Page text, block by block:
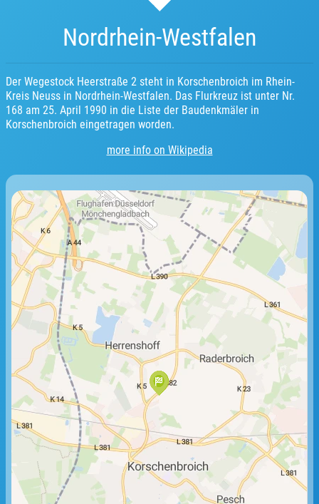
Nordrhein-Westfalen
Der Wegestock Heerstraße 2 steht in Korschenbroich im Rhein-
Kreis Neuss in Nordrhein-Westfalen. Das Flurkreuz ist unter Nr.
168 am 25. April 1990 in die Liste der Baudenkmäler in
Korschenbroich eingetragen worden.
more info on Wikipedia